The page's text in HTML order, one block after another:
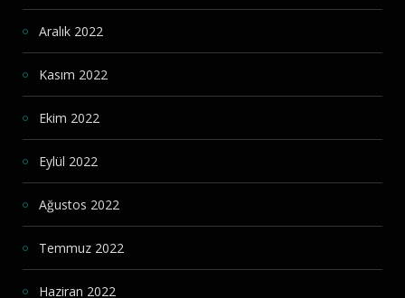
Aralık 2022
Kasım 2022
Ekim 2022
Eylül 2022
Ağustos 2022
Temmuz 2022
Haziran 2022